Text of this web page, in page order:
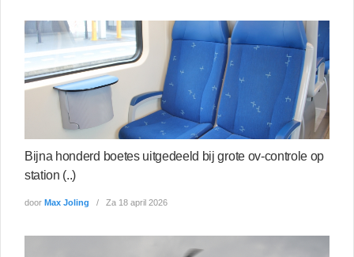
Bijna honderd boetes uitgedeeld bij grote ov-controle op
station (..)
door Max Joling Za 18 april 2026